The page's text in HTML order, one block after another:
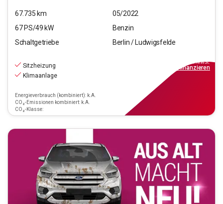
67.735 km
05/2022
67PS/49 kW
Benzin
Schaltgetriebe
Berlin / Ludwigsfelde
Sitzheizung
Klimaanlage
Energieverbrauch (kombiniert): k.A.
CO₂-Emissionen kombiniert: k.A.
CO₂-Klasse:
inkl.MwSt.
finanzieren